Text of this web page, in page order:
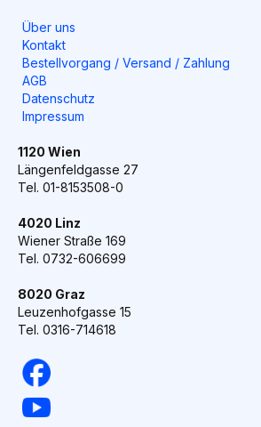
Über uns
Kontakt
Bestellvorgang / Versand / Zahlung
AGB
Datenschutz
Impressum
1120 Wien
Längenfeldgasse 27
Tel. 01-8153508-0
4020 Linz
Wiener Straße 169
Tel. 0732-606699
8020 Graz
Leuzenhofgasse 15
Tel. 0316-714618